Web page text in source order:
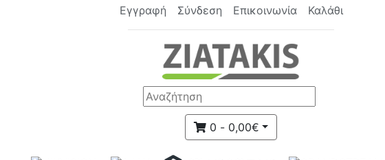
Εγγραφή Σύνδεση Επικοινωνία Καλάθι
0 - 0,00€